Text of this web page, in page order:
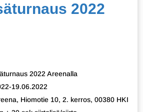
2022
2022 Areenalla
19.06.2022
Hiomotie 10, 2. kerros, 00380 HKI